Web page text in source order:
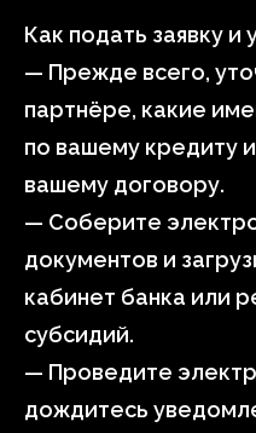
Как подать заявку и
— Прежде всего,
партнёре, какие
по вашему кредиту
вашему договору.
— Соберите
документов и
кабинет банка или
субсидий.
— Проведите
дождитесь